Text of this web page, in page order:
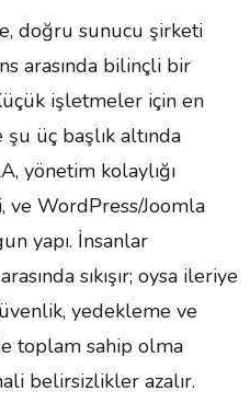
doğru sunucu şirketi
arasında bilinçli bir
işletmeler için en
üç başlık altında
yönetim kolaylığı
ve WordPress/Joomla
yapı. İnsanlar
sıkışır; oysa ileriye
yedekleme ve
toplam sahip olma
belirsizlikler azalır.